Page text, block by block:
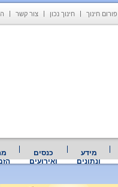
פורום חינוך חינוך נכון צור קשר
מידע
ונתונים
כנסים
ואירועים